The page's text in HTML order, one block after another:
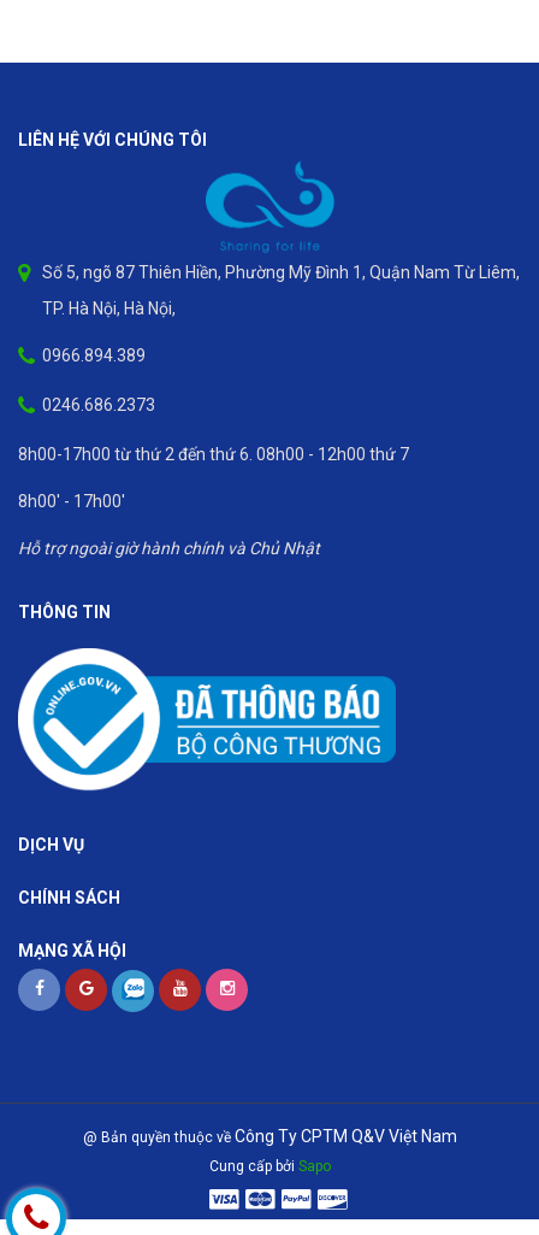
LIÊN HỆ VỚI CHÚNG TÔI
Số 5, ngõ 87 Thiên Hiền, Phường Mỹ Đình 1, Quận Nam Từ Liêm,
TP. Hà Nội, Hà Nội,
0966.894.389
0246.686.2373
8h00-17h00 từ thứ 2 đến thứ 6. 08h00 - 12h00 thứ 7
8h00' - 17h00'
Hỗ trợ ngoài giờ hành chính và Chủ Nhật
THÔNG TIN
DỊCH VỤ
CHÍNH SÁCH
MẠNG XÃ HỘI
@ Bản quyền thuộc về Công Ty CPTM Q&V Việt Nam
Cung cấp bởi Sapo